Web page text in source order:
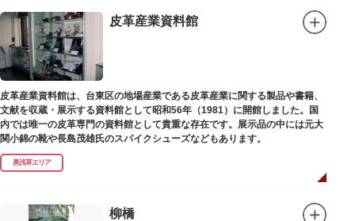
皮革産業資料館
皮革産業資料館は、台東区の地場産業である皮革産業に関する製品や書籍、
文献を収蔵・展示する資料館として昭和56年（1981）に開館しました。国
内では唯一の皮革専門の資料館として貴重な存在です。展示品の中には元大
関小錦の靴や長島茂雄氏のスパイクシューズなどもあります。
奥浅草エリア
柳橋